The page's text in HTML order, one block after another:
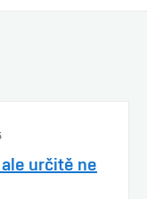
určitě ne